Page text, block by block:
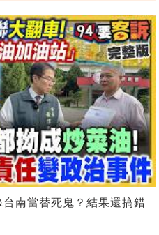
南當替死鬼？結果還搞錯